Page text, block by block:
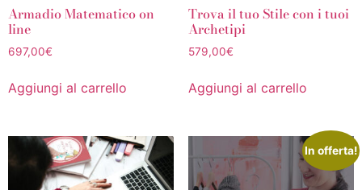
Armadio Matematico on
line
697,00€
Aggiungi al carrello
Trova il tuo Stile con i tuoi
Archetipi
579,00€
Aggiungi al carrello
In offerta!